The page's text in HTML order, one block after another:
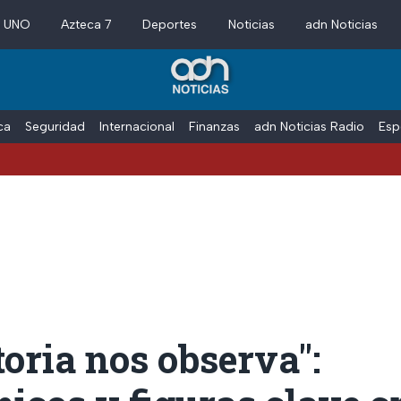
Azteca 7 Deportes Noticias adn Noticias
Seguridad Internacional Finanzas adn Noticias Radio
nos observa":